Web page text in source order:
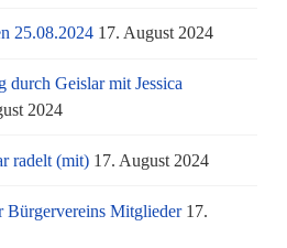
25.08.2024 17. August 2024
durch Geislar mit Jessica
2024
radelt (mit) 17. August 2024
Bürgervereins Mitglieder 17.